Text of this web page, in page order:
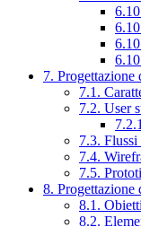
7. Progettazione
7.1.
7.2. User
7.3.
7.4.
7.5.
8. Progettazione
8.1.
8.2.